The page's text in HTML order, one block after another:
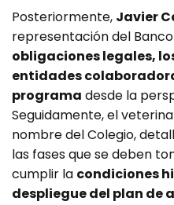
Posteriormente, Javier
representación del
obligaciones legales,
entidades
programa desde la
Seguidamente, el
nombre del Colegio,
las fases que se deben
cumplir la condiciones
despliegue del plan de